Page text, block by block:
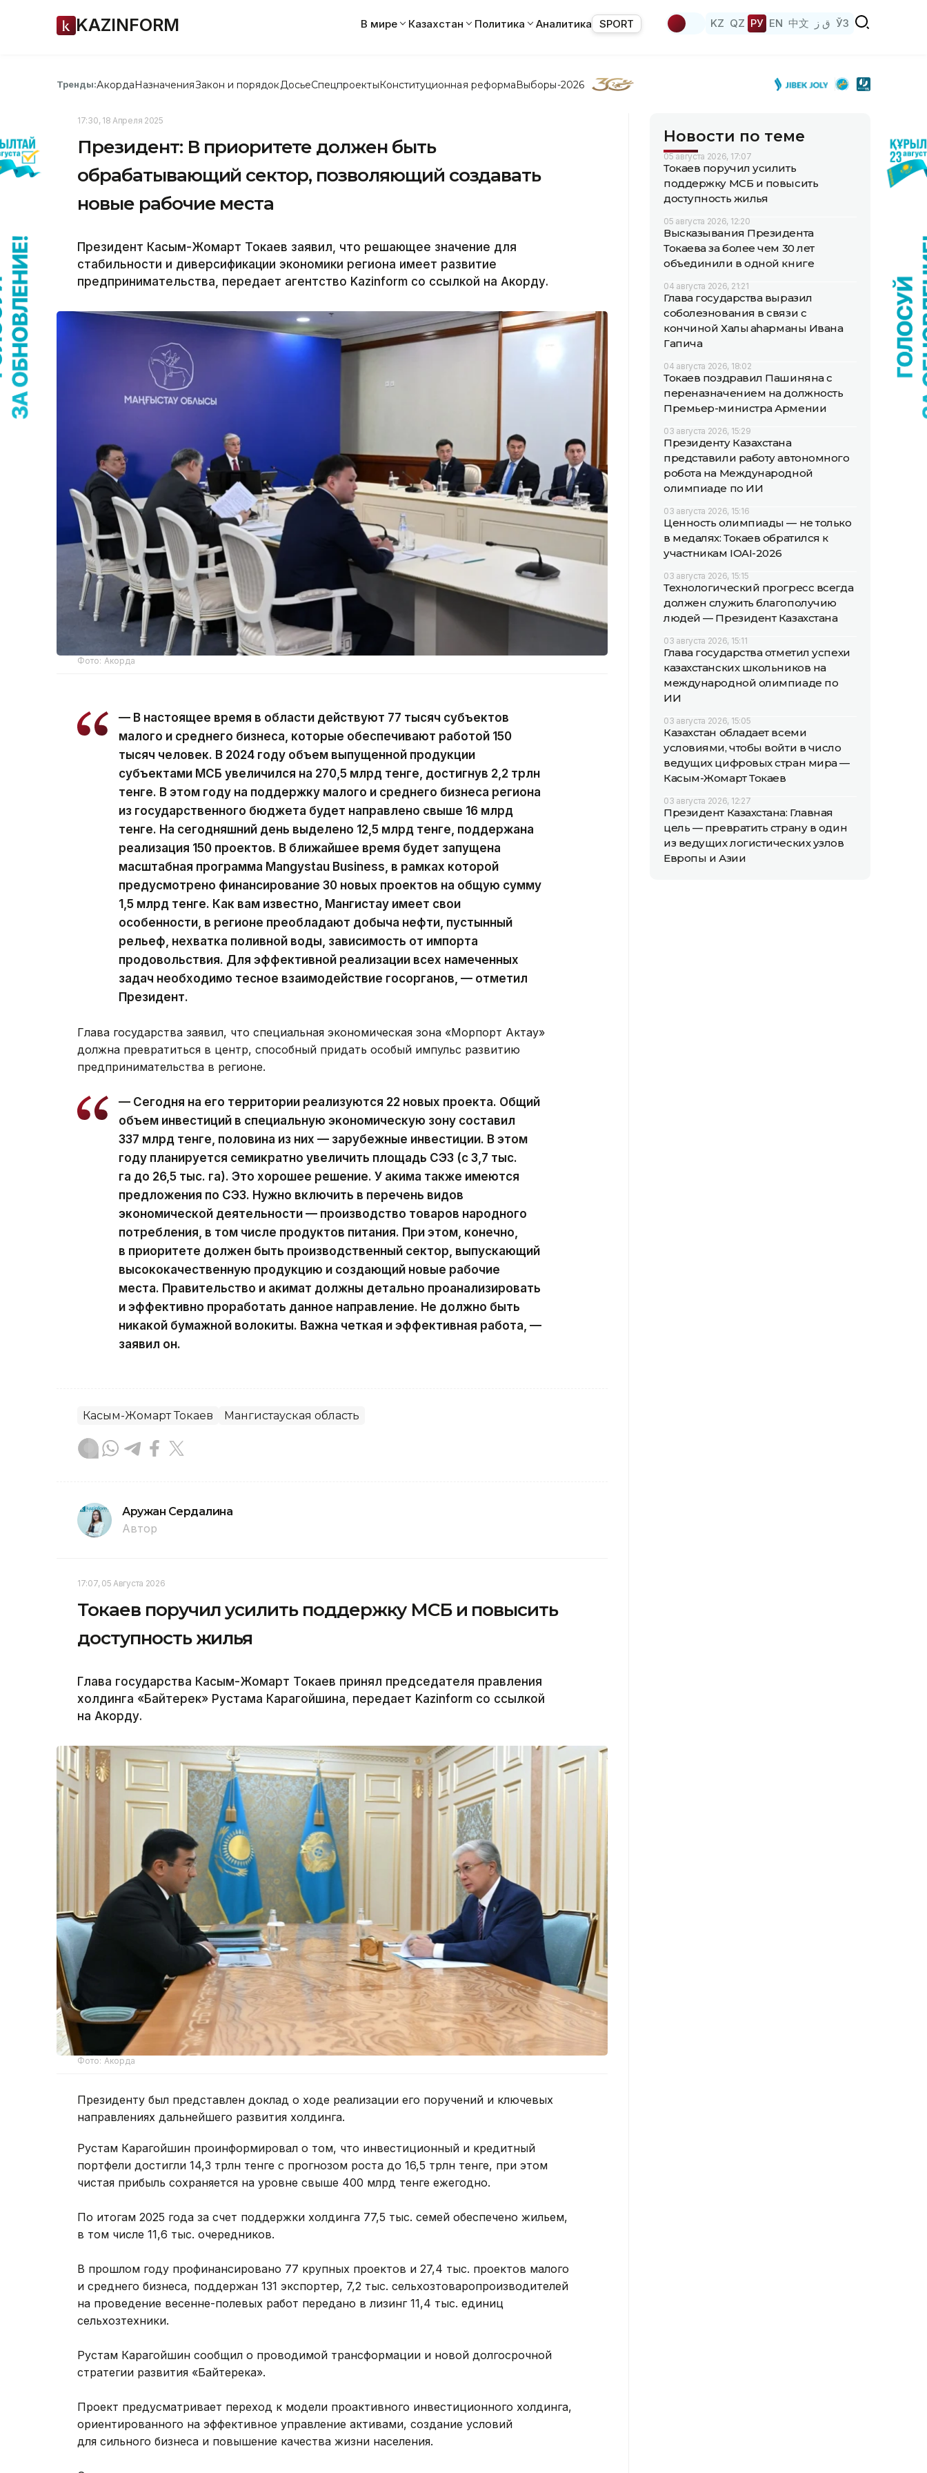
KAZINFORM В мире Казахстан Политика Аналитика SPORT KZ QZ РУ EN 中文 ق ز ЎЗ
Тренды:АкордаНазначенияЗакон и порядок ДосьеСпецпроектыКонституционная реформаВыборы-2026
17:30, 18 Апреля 2025
Президент: В приоритете должен быть
обрабатывающий сектор, позволяющий создавать
новые рабочие места
Президент Касым-Жомарт Токаев заявил, что решающее значение для
стабильности и диверсификации экономики региона имеет развитие
предпринимательства, передает агентство Kazinform со ссылкой на Акорду.
Фото: Акорда
— В настоящее время в области действуют 77 тысяч субъектов
малого и среднего бизнеса, которые обеспечивают работой 150
тысяч человек. В 2024 году объем выпущенной продукции
субъектами МСБ увеличился на 270,5 млрд тенге, достигнув 2,2 трлн
тенге. В этом году на поддержку малого и среднего бизнеса региона
из государственного бюджета будет направлено свыше 16 млрд
тенге. На сегодняшний день выделено 12,5 млрд тенге, поддержана
реализация 150 проектов. В ближайшее время будет запущена
масштабная программа Mangystau Business, в рамках которой
предусмотрено финансирование 30 новых проектов на общую сумму
1,5 млрд тенге. Как вам известно, Мангистау имеет свои
особенности, в регионе преобладают добыча нефти, пустынный
рельеф, нехватка поливной воды, зависимость от импорта
продовольствия. Для эффективной реализации всех намеченных
задач необходимо тесное взаимодействие госорганов, — отметил
Президент.
Глава государства заявил, что специальная экономическая зона «Морпорт Актау»
должна превратиться в центр, способный придать особый импульс развитию
предпринимательства в регионе.
— Сегодня на его территории реализуются 22 новых проекта. Общий
объем инвестиций в специальную экономическую зону составил
337 млрд тенге, половина из них — зарубежные инвестиции. В этом
году планируется семикратно увеличить площадь СЭЗ (с 3,7 тыс.
га до 26,5 тыс. га). Это хорошее решение. У акима также имеются
предложения по СЭЗ. Нужно включить в перечень видов
экономической деятельности — производство товаров народного
потребления, в том числе продуктов питания. При этом, конечно,
в приоритете должен быть производственный сектор, выпускающий
высококачественную продукцию и создающий новые рабочие
места. Правительство и акимат должны детально проанализировать
и эффективно проработать данное направление. Не должно быть
никакой бумажной волокиты. Важна четкая и эффективная работа, —
заявил он.
Касым-Жомарт Токаев Мангистауская область
Аружан Сердалина
Автор
17:07, 05 Августа 2026
Токаев поручил усилить поддержку МСБ и повысить
доступность жилья
Глава государства Касым-Жомарт Токаев принял председателя правления
холдинга «Байтерек» Рустама Карагойшина, передает Kazinform со ссылкой
на Акорду.
Фото: Акорда
Президенту был представлен доклад о ходе реализации его поручений и ключевых
направлениях дальнейшего развития холдинга.
Рустам Карагойшин проинформировал о том, что инвестиционный и кредитный
портфели достигли 14,3 трлн тенге с прогнозом роста до 16,5 трлн тенге, при этом
чистая прибыль сохраняется на уровне свыше 400 млрд тенге ежегодно.
По итогам 2025 года за счет поддержки холдинга 77,5 тыс. семей обеспечено жильем,
в том числе 11,6 тыс. очередников.
В прошлом году профинансировано 77 крупных проектов и 27,4 тыс. проектов малого
и среднего бизнеса, поддержан 131 экспортер, 7,2 тыс. сельхозтоваропроизводителей
на проведение весенне-полевых работ передано в лизинг 11,4 тыс. единиц
сельхозтехники.
Рустам Карагойшин сообщил о проводимой трансформации и новой долгосрочной
стратегии развития «Байтерека».
Проект предусматривает переход к модели проактивного инвестиционного холдинга,
ориентированного на эффективное управление активами, создание условий
для сильного бизнеса и повышение качества жизни населения.
Новости по теме
05 августа 2026, 17:07
Токаев поручил усилить
поддержку МСБ и повысить
доступность жилья
05 августа 2026, 12:20
Высказывания Президента
Токаева за более чем 30 лет
объединили в одной книге
04 августа 2026, 21:21
Глава государства выразил
соболезнования в связи с
кончиной Халық қаһарманы Ивана
Гапича
04 августа 2026, 18:02
Токаев поздравил Пашиняна с
переназначением на должность
Премьер-министра Армении
03 августа 2026, 15:29
Президенту Казахстана
представили работу автономного
робота на Международной
олимпиаде по ИИ
03 августа 2026, 15:16
Ценность олимпиады — не только
в медалях: Токаев обратился к
участникам IOAI-2026
03 августа 2026, 15:15
Технологический прогресс всегда
должен служить благополучию
людей — Президент Казахстана
03 августа 2026, 15:11
Глава государства отметил успехи
казахстанских школьников на
международной олимпиаде по
ИИ
03 августа 2026, 15:05
Казахстан обладает всеми
условиями, чтобы войти в число
ведущих цифровых стран мира —
Касым-Жомарт Токаев
03 августа 2026, 12:27
Президент Казахстана: Главная
цель — превратить страну в один
из ведущих логистических узлов
Европы и Азии